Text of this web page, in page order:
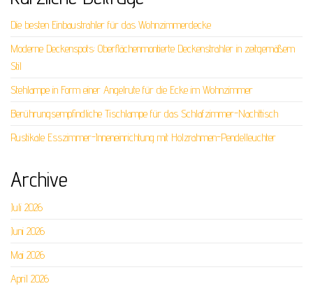
Die besten Einbaustrahler für das Wohnzimmerdecke
Moderne Deckenspots: Oberflächenmontierte Deckenstrahler in zeitgemäßem
Stil
Stehlampe in Form einer Angelrute für die Ecke im Wohnzimmer
Berührungsempfindliche Tischlampe für das Schlafzimmer-Nachttisch
Rustikale Esszimmer-Inneneinrichtung mit Holzrahmen-Pendelleuchter
Archive
Juli 2026
Juni 2026
Mai 2026
April 2026